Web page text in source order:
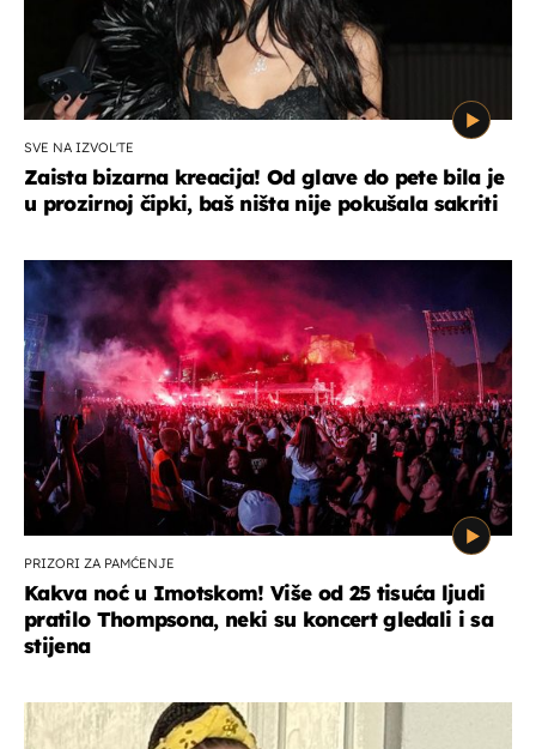
SVE NA IZVOL'TE
Zaista bizarna kreacija! Od glave do pete bila je
u prozirnoj čipki, baš ništa nije pokušala sakriti
PRIZORI ZA PAMĆENJE
Kakva noć u Imotskom! Više od 25 tisuća ljudi
pratilo Thompsona, neki su koncert gledali i sa
stijena